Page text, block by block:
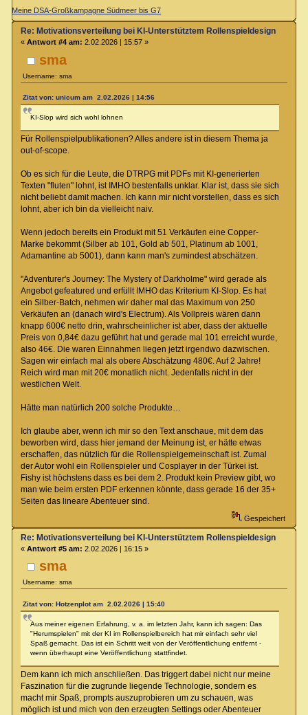
Meine DSA-Großkampagne Südmeer bis G7
sma
Username: sma
Re: Motivationsverteilung bei KI-Unterstütztem Rollenspieldesign
« Antwort #4 am: 2.02.2026 | 15:57 »
Zitat von: unicum am 2.02.2026 | 14:56
KI-Slop wird sich wohl lohnen
Für Rollenspielpublikationen? Alles andere ist in diesem Thema ja
out-of-scope.
Ob es sich für die Leute, die DTRPG mit PDFs mit KI-generierten
Texten "fluten" lohnt, ist IMHO bestenfalls unklar. Klar ist, dass sie sich
nicht beliebt damit machen. Ich kann mir nicht vorstellen, dass es sich
lohnt, aber ich bin da vielleicht naiv.
Wenn jedoch bereits ein Produkt mit 51 Verkäufen eine Copper-
Marke bekommt (Silber ab 101, Gold ab 501, Platinum ab 1001,
Adamantine ab 5001), dann kann man's zumindest abschätzen.
"Adventurer's Journey: The Mystery of Darkholme" wird gerade als
Angebot gefeatured und erfüllt IMHO das Kriterium KI-Slop. Es hat
ein Silber-Batch, nehmen wir daher mal das Maximum von 250
Verkäufen an (danach wird's Electrum). Als Vollpreis wären dann
knapp 600€ netto drin, wahrscheinlicher ist aber, dass der aktuelle
Preis von 0,84€ dazu geführt hat und gerade mal 101 erreicht wurde,
also 46€. Die waren Einnahmen liegen jetzt irgendwo dazwischen.
Sagen wir einfach mal als obere Abschätzung 480€. Auf 2 Jahre!
Reich wird man mit 20€ monatlich nicht. Jedenfalls nicht in der
westlichen Welt.
Hätte man natürlich 200 solche Produkte…
Ich glaube aber, wenn ich mir so den Text anschaue, mit dem das
beworben wird, dass hier jemand der Meinung ist, er hätte etwas
erschaffen, das nützlich für die Rollenspielgemeinschaft ist. Zumal
der Autor wohl ein Rollenspieler und Cosplayer in der Türkei ist.
Fishy ist höchstens dass es bei dem 2. Produkt kein Preview gibt, wo
man wie beim ersten PDF erkennen könnte, dass gerade 16 der 35+
Seiten das lineare Abenteuer sind.
Gespeichert
sma
Username: sma
Re: Motivationsverteilung bei KI-Unterstütztem Rollenspieldesign
« Antwort #5 am: 2.02.2026 | 16:15 »
Zitat von: Hotzenplot am 2.02.2026 | 15:40
Aus meiner eigenen Erfahrung, v. a. im letzten Jahr, kann ich sagen: Das
"Herumspielen" mit der KI im Rollenspielbereich hat mir einfach sehr viel
Spaß gemacht. Das ist ein Schritt weit von der Veröffentlichung entfernt -
wenn überhaupt eine Veröffentlichung stattfindet.
Dem kann ich mich anschließen. Das triggert dabei nicht nur meine
Faszination für die zugrunde liegende Technologie, sondern es
macht mir Spaß, prompts auszuprobieren um zu schauen, was
möglich ist und mich von den erzeugten Settings oder Abenteuer